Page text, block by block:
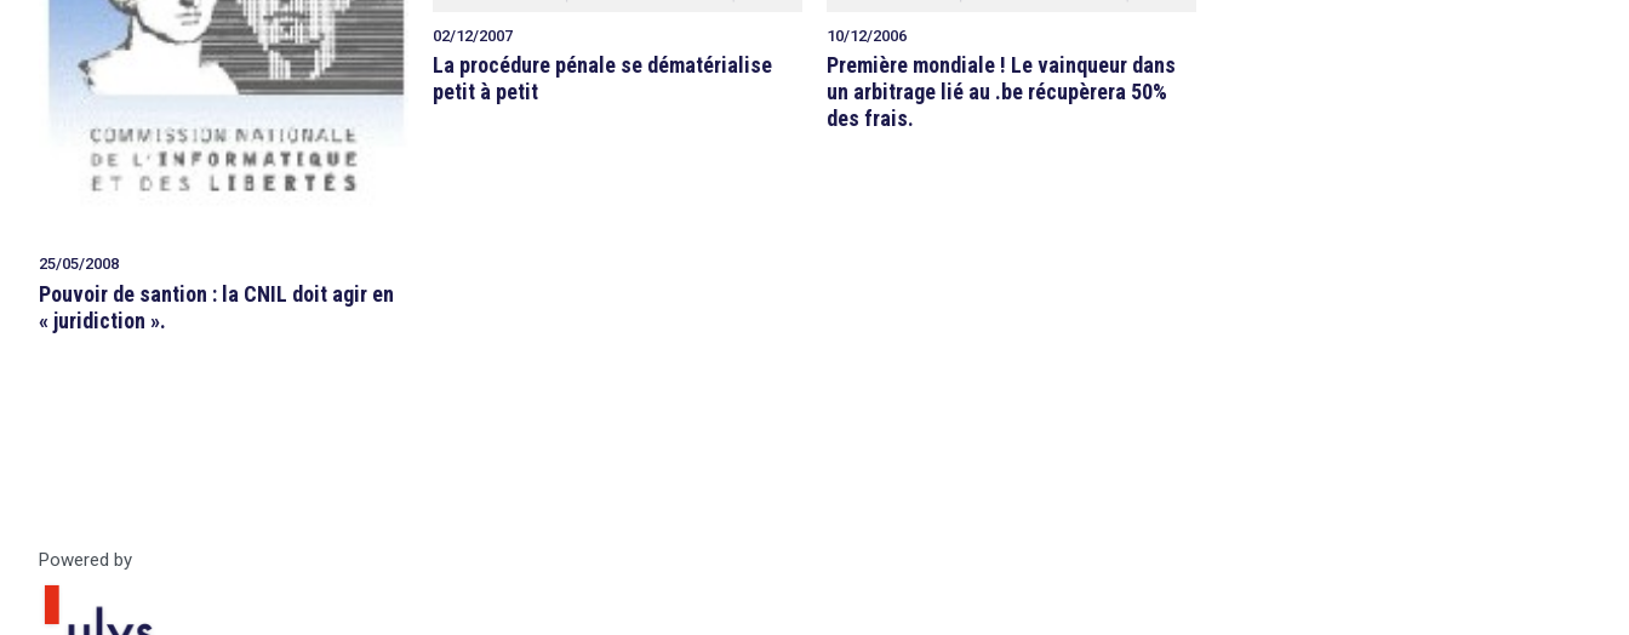
25/05/2008
Pouvoir de santion : la CNIL doit agir en
« juridiction ».
02/12/2007
La procédure pénale se dématérialise
petit à petit
10/12/2006
Première mondiale ! Le vainqueur dans
un arbitrage lié au .be récupèrera 50%
des frais.
Powered by